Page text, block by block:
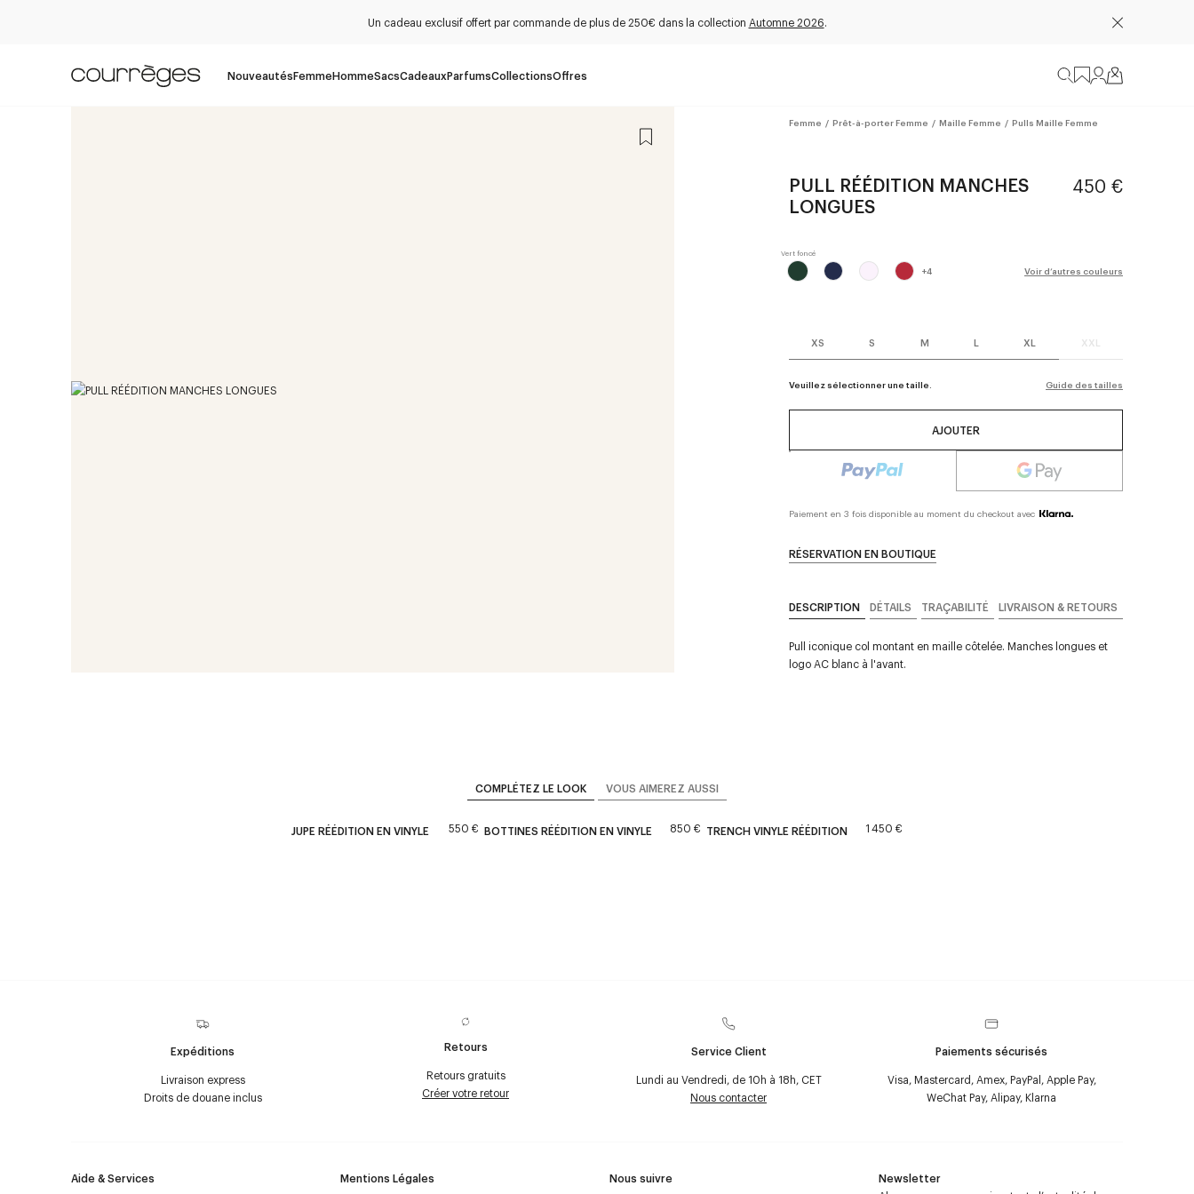
Un cadeau exclusif offert par commande de plus de 250€ dans la collection Automne 2026.
NouveautésFemmeHommeSacsCadeauxParfumsCollectionsOffres
Femme / Prêt-à-porter Femme / Maille Femme / Pulls Maille Femme
PULL RÉÉDITION MANCHES
LONGUES
450 €
+4 Voir d’autres couleurs
XS S M L XL XXL
Veuillez sélectionner une taille. Guide des tailles
AJOUTER
Paiement en 3 fois disponible au moment du checkout avec
RÉSERVATION EN BOUTIQUE
DESCRIPTION DÉTAILS TRAÇABILITÉ LIVRAISON & RETOURS
Pull iconique col montant en maille côtelée. Manches longues et
logo AC blanc à l'avant.
COMPLÉTEZ LE LOOK VOUS AIMEREZ AUSSI
JUPE RÉÉDITION EN VINYLE 550 € BOTTINES RÉÉDITION EN VINYLE 850 € TRENCH VINYLE RÉÉDITION 1 450 €
Expéditions
Livraison express
Droits de douane inclus
Retours
Retours gratuits
Créer votre retour
Service Client
Lundi au Vendredi, de 10h à 18h, CET
Nous contacter
Paiements sécurisés
Visa, Mastercard, Amex, PayPal, Apple Pay,
WeChat Pay, Alipay, Klarna
Aide & Services Mentions Légales Nous suivre
Newsletter